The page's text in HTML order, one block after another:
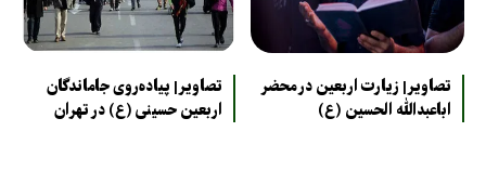
تصاویر| زیارت اربعین در محضر
اباعبدالله الحسین (ع)
تصاویر| پیاده‌روی جاماندگان
اربعین حسینی (ع) در تهران